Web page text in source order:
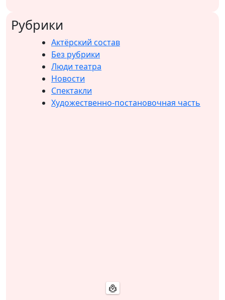
Рубрики
Актёрский состав
Без рубрики
Люди театра
Новости
Спектакли
Художественно-постановочная часть